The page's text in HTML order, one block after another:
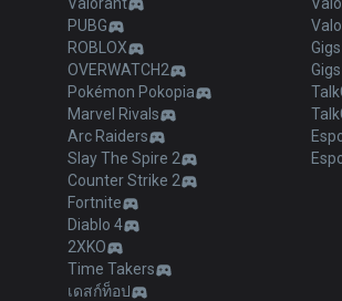
PUBG
ROBLOX
OVERWATCH2
Pokémon Pokopia
Marvel Rivals
Arc Raiders
Slay The Spire 2
Counter Strike 2
Fortnite
Diablo 4
2XKO
Time Takers
เดสก์ท็อป